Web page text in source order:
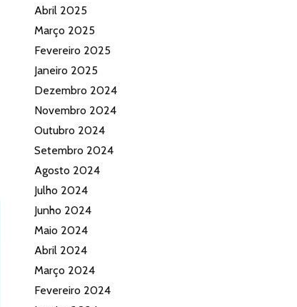
Abril 2025
Março 2025
Fevereiro 2025
Janeiro 2025
Dezembro 2024
Novembro 2024
Outubro 2024
Setembro 2024
Agosto 2024
Julho 2024
Junho 2024
Maio 2024
Abril 2024
Março 2024
Fevereiro 2024